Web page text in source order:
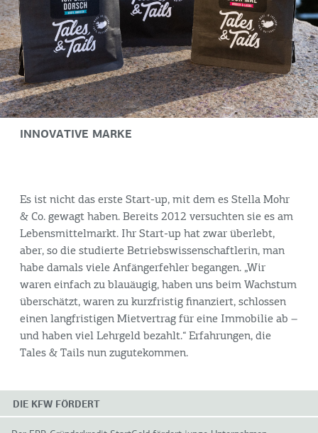
INNOVATIVE MARKE
Es ist nicht das erste Start-up, mit dem es Stella Mohr
& Co. gewagt haben. Bereits 2012 versuchten sie es am
Lebensmittelmarkt. Ihr Start-up hat zwar überlebt,
aber, so die studierte Betriebswissenschaftlerin, man
habe damals viele Anfängerfehler begangen. „Wir
waren einfach zu blauäugig, haben uns beim Wachstum
überschätzt, waren zu kurzfristig finanziert, schlossen
einen langfristigen Mietvertrag für eine Immobilie ab –
und haben viel Lehrgeld bezahlt.“ Erfahrungen, die
Tales & Tails nun zugutekommen.
DIE KFW FÖRDERT